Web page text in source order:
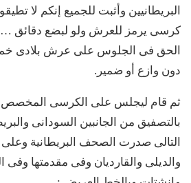
البريطانيين وأثبت للجميع إنكم لا
كرسى يرمز للعرش ولو لبضع دقائق …
الحق فى الجلوس على عرش بلادى
دون وازع أو ضمير.
ثم قام ليجلس على الكرسى المخصص
بالتصفيق من الجانبين السودانى
التالى صدرت الصحف البريطانية
والديلى والقارديان وفى مقدمتها وفى